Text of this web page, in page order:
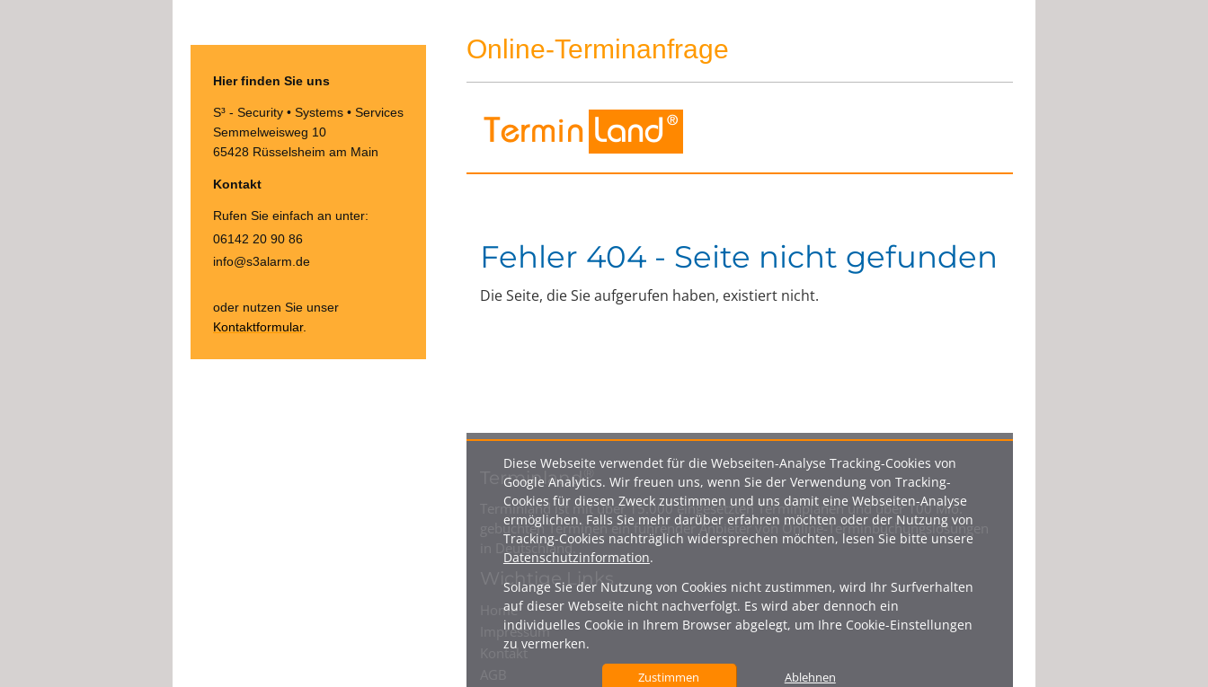
Online-Terminanfrage
Hier finden Sie uns
S³ - Security • Systems • Services
Semmelweisweg 10
65428 Rüsselsheim am Main
Kontakt
Rufen Sie einfach an unter:
06142 20 90 86
info@s3alarm.de
oder nutzen Sie unser
Kontaktformular.